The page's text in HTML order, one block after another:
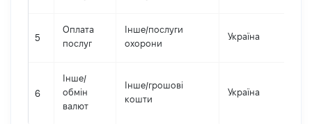
5
Оплата
послуг
Інше/послуги
охорони
Україна
6
Інше/
обмін
валют
Інше/грошові
кошти
Україна